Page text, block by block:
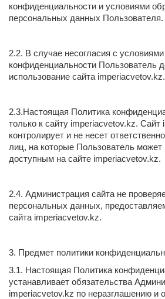
конфиденциальности и условиями
персональных данных Пользователя.
2.2. В случае несогласия с
конфиденциальности Пользователь
использование сайта imperiacvetov.kz.
2.3.Настоящая Политика
только к сайту imperiacvetov.kz. Сайт
контролирует и не несет
лиц, на которые Пользователь
доступным на сайте imperiacvetov.kz.
2.4. Администрация сайта не
персональных данных,
сайта imperiacvetov.kz.
3. Предмет политики
3.1. Настоящая Политика
устанавливает обязательства
imperiacvetov.kz по неразглашению и